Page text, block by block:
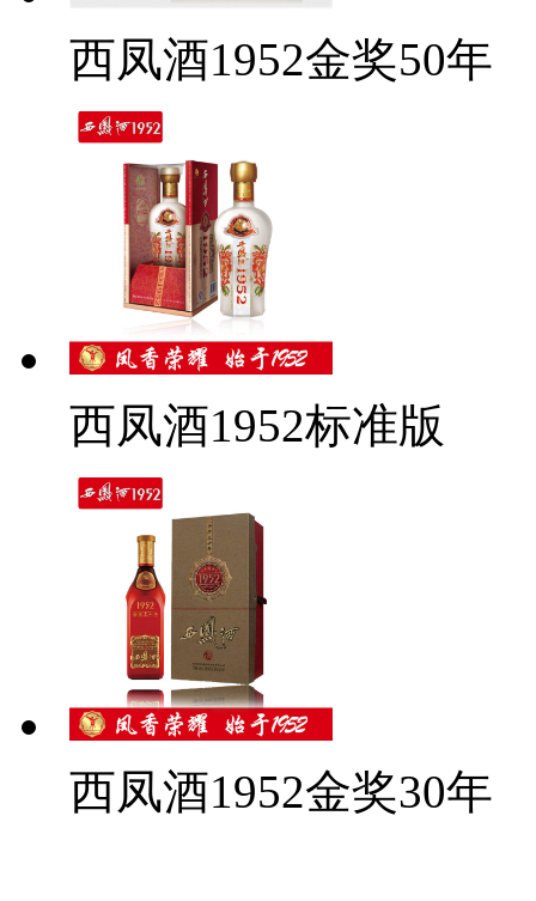
西凤酒1952金奖50年
西凤酒1952标准版
西凤酒1952金奖30年